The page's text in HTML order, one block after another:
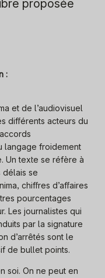
proposée
:
et de l’audiovisuel
différents acteurs du
langage froidement
Un texte se réfère à
délais se
chiffres d’affaires
pourcentages
Les journalistes qui
par la signature
d’arrêtés sont le
de bullet points.
soi. On ne peut en